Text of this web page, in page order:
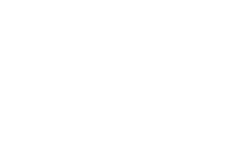
парфюму.